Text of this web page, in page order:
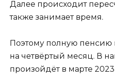
Далее происходит
также занимает время.
Поэтому полную пенсию
на четвёртый месяц. В
произойдёт в марте